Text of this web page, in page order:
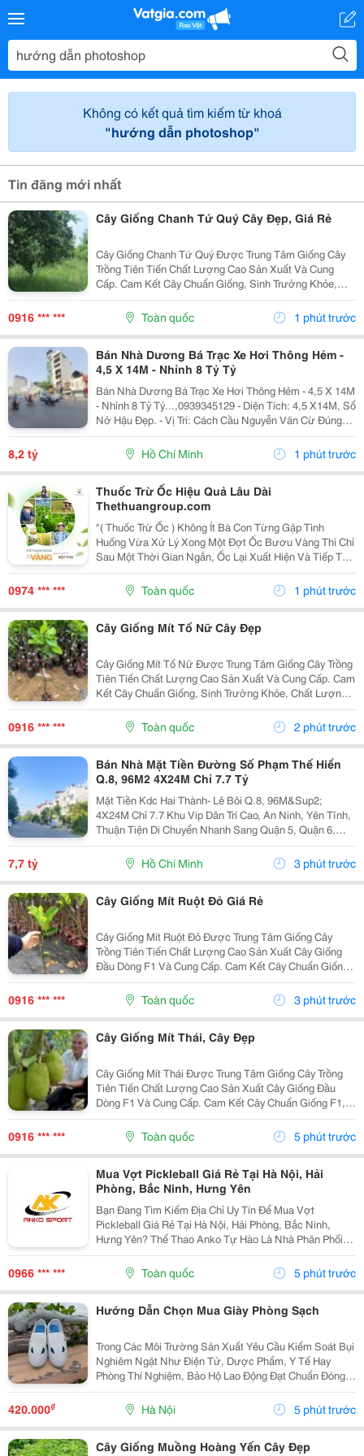
Không có kết quả tìm kiếm từ khoá
"hướng dẫn photoshop"
Tin đăng mới nhất
Cây Giống Chanh Tứ Quý Cây Đẹp, Giá Rẻ
Cây Giống Chanh Tứ Quý Được Trung Tâm Giống Cây
Trồng Tiên Tiến Chất Lượng Cao Sản Xuất Và Cung
Cấp. Cam Kết Cây Chuẩn Giống, Sinh Trưởng Khỏe,
Chất Lượng Cao. Sđt: 0916.430.455 Đặc Điểm: Cây
Giống Và Trái Chanh Tứ Quý Là Giống Chanh Được...
0916 *** *** Toàn quốc 1 phút trước
Bán Nhà Dương Bá Trạc Xe Hơi Thông Hẻm -
4,5 X 14M - Nhỉnh 8 Tỷ Tỷ
Bán Nhà Dương Bá Trạc Xe Hơi Thông Hẻm - 4,5 X 14M
- Nhỉnh 8 Tỷ Tý...,0939345129 - Diện Tích: 4,5 X14M, Sổ
Nở Hậu Đẹp. - Vị Trí: Cách Cầu Nguyễn Văn Cừ Đúng
100M, Đối Diện Là Trường Học Rạch Ông, Gần Trường
Học Cấp 2 Và 3, Gần Chợ Rạch Ông, Gần...
8,2 tỷ Hồ Chí Minh 1 phút trước
Thuốc Trừ Ốc Hiệu Quả Lâu Dài
Thethuangroup.com
"( Thuốc Trừ Ốc ) Không Ít Bà Con Từng Gặp Tình
Huống Vừa Xử Lý Xong Một Đợt Ốc Bươu Vàng Thì Chỉ
Sau Một Thời Gian Ngắn, Ốc Lại Xuất Hiện Và Tiếp Tục
Gây Hại Cho Cây Trồng. Điều Này Khiến Nhiều Người
Đặt Ra Câu Hỏi: Liệu Có Giải Pháp Nào Giúp Kiểm...
0974 *** *** Toàn quốc 1 phút trước
Cây Giống Mít Tố Nữ Cây Đẹp
Cây Giống Mít Tố Nữ Được Trung Tâm Giống Cây Trồng
Tiên Tiến Chất Lượng Cao Sản Xuất Và Cung Cấp. Cam
Kết Cây Chuẩn Giống, Sinh Trưởng Khỏe, Chất Lượng
Cao. Sđt: 0916.430.455 Đặc Điểm: Cây Giống Và Trái
Mít Tố Nữ Là Giống Mít Đặc Sản Được...
0916 *** *** Toàn quốc 2 phút trước
Bán Nhà Mặt Tiền Đường Số Phạm Thế Hiển
Q.8, 96M2 4X24M Chỉ 7.7 Tỷ
Mặt Tiền Kdc Hai Thành- Lê Bôi Q.8, 96M&Sup2;
4X24M Chỉ 7.7 Khu Vip Dân Trí Cao, An Ninh, Yên Tĩnh,
Thuận Tiện Di Chuyển Nhanh Sang Quận 5, Quận 6,
Quận 7 Phú Mỹ Hưng. Thông Tin Nổi Bật: Diện Tích:
96M&Sup2; (4M X 24M) Vuông Vức Cực Đẹp....
7,7 tỷ Hồ Chí Minh 3 phút trước
Cây Giống Mít Ruột Đỏ Giá Rẻ
Cây Giống Mít Ruột Đỏ Được Trung Tâm Giống Cây
Trồng Tiên Tiến Chất Lượng Cao Sản Xuất Cây Giống
Đầu Dòng F1 Và Cung Cấp. Cam Kết Cây Chuẩn Giống
F1, Chất Lượng Cao. Sđt: 0916.430.455 * Đặc Điểm:
Cây Giống Và Trái Giống Mít Ruột Đỏ Với Màu Đỏ Đặc...
0916 *** *** Toàn quốc 3 phút trước
Cây Giống Mít Thái, Cây Đẹp
Cây Giống Mít Thái Được Trung Tâm Giống Cây Trồng
Tiên Tiến Chất Lượng Cao Sản Xuất Cây Giống Đầu
Dòng F1 Và Cung Cấp. Cam Kết Cây Chuẩn Giống F1,
Chất Lượng Cao. Sđt: 0916.430.455 * Đặc Điểm: Cây
Giống Và Trái Giống Mít Thái Siêu Sớm Này Cho Thu...
0916 *** *** Toàn quốc 5 phút trước
Mua Vợt Pickleball Giá Rẻ Tại Hà Nội, Hải
Phòng, Bắc Ninh, Hưng Yên
Bạn Đang Tìm Kiếm Địa Chỉ Uy Tín Để Mua Vợt
Pickleball Giá Rẻ Tại Hà Nội, Hải Phòng, Bắc Ninh,
Hưng Yên? Thể Thao Anko Tự Hào Là Nhà Phân Phối
Chính Thức Các Dòng Vợt Pickleball Chính Hãng , Chất
Lượng Cao, Phù Hợp Với Mọi Đối Tượng Người Chơi.
0966 *** *** Toàn quốc 5 phút trước
Hướng Dẫn Chọn Mua Giày Phòng Sạch
Trong Các Môi Trường Sản Xuất Yêu Cầu Kiểm Soát Bụi
Nghiêm Ngặt Như Điện Tử, Dược Phẩm, Y Tế Hay
Phòng Thí Nghiệm, Bảo Hộ Lao Động Đạt Chuẩn Đóng
Vai Trò Quan Trọng Trong Việc Đảm Bảo Chất Lượng.
Trong Đó, Giày Phòng Sạch Giúp Hạn Chế Sự Phát Tán
420.000₫ Hà Nội 5 phút trước
Cây Giống Muồng Hoàng Yến Cây Đẹp